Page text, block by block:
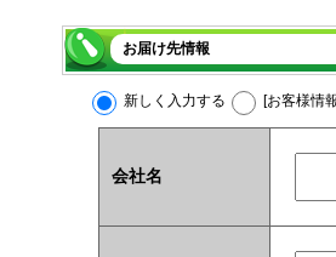
お届け先情報
新しく入力する [お客様情
会社名